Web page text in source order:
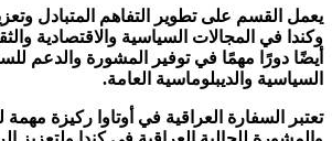
يعمل القسم على تطوير التفاهم المتبادل
وكندا في المجالات السياسية والاقتصادية
أيضًا دورًا مهمًا في توفير المشورة والدعم
السياسية والديبلوماسية العامة.
تعتبر السفارة العراقية في أوتاوا ركيزة مهمة